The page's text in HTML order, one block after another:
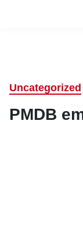
Uncategorized
PMDB